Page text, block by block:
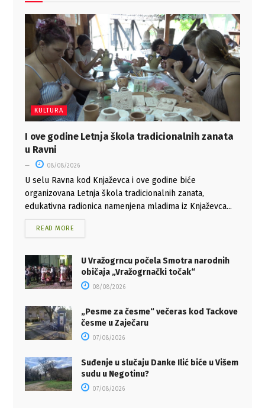
KULTURA
I ove godine Letnja škola tradicionalnih zanata
u Ravni
08/08/2026
U selu Ravna kod Knjaževca i ove godine biće
organizovana Letnja škola tradicionalnih zanata,
edukativna radionica namenjena mladima iz Knjaževca...
READ MORE
U Vražogrncu počela Smotra narodnih
običaja „Vražogrnački točak“
08/08/2026
„Pesme za česme“ večeras kod Tackove
česme u Zaječaru
07/08/2026
Suđenje u slučaju Danke Ilić biće u Višem
sudu u Negotinu?
07/08/2026